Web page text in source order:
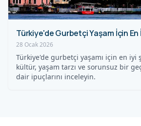
Türkiye'de Gurbetçi Yaşam İçin En
28 Ocak 2026
Türkiye'de gurbetçi yaşamı için en iyi
kültür, yaşam tarzı ve sorunsuz bir
dair ipuçlarını inceleyin.